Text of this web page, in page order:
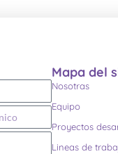
Mapa del
Nosotras
Equipo
Proyectos
Lineas de